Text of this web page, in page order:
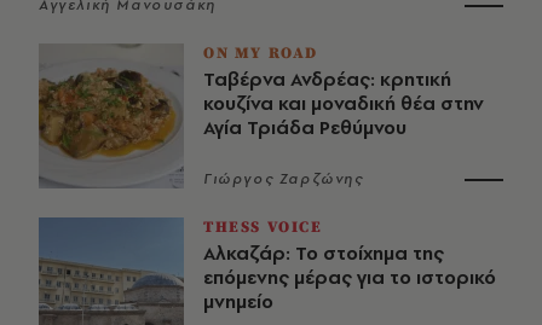
Αγγελική Μανουσάκη
ON MY ROAD
Ταβέρνα Ανδρέας: κρητική
κουζίνα και μοναδική θέα στην
Αγία Τριάδα Ρεθύμνου
Γιώργος Ζαρζώνης
THESS VOICE
Αλκαζάρ: Το στοίχημα της
επόμενης μέρας για το ιστορικό
μνημείο